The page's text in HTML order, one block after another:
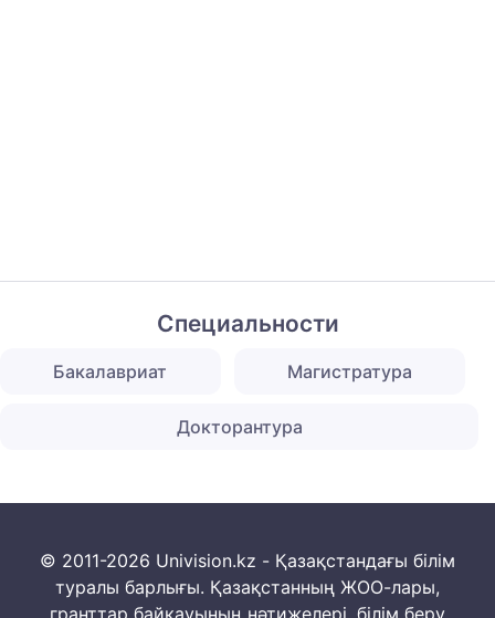
Специальности
Бакалавриат Магистратура
Докторантура
© 2011-2026 Univision.kz - Қазақстандағы білім
туралы барлығы. Қазақстанның ЖОО-лары,
гранттар байқауының нәтижелері, білім беру